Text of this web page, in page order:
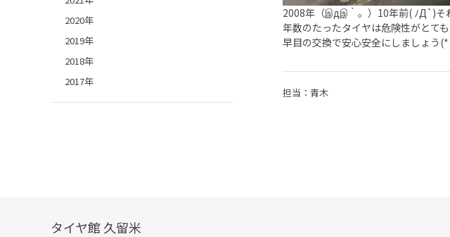
2008年（இдஇ｀。）10年前( ﾉД`)そ
年数のたったタイヤは危険性がとて
早目の交換で安心安全にしましょう
担当：青木
2020年
2019年
2018年
2017年
タイヤ館 久留米